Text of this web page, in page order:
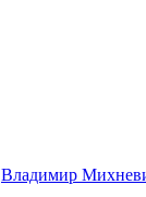
Владимир